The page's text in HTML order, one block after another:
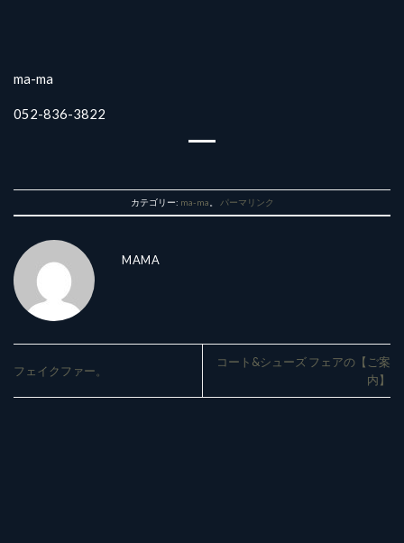
ma-ma
052-836-3822
カテゴリー: ma-ma パーマリンク
MAMA
フェイクファー。
コート&シューズ フェアの【ご案
内】